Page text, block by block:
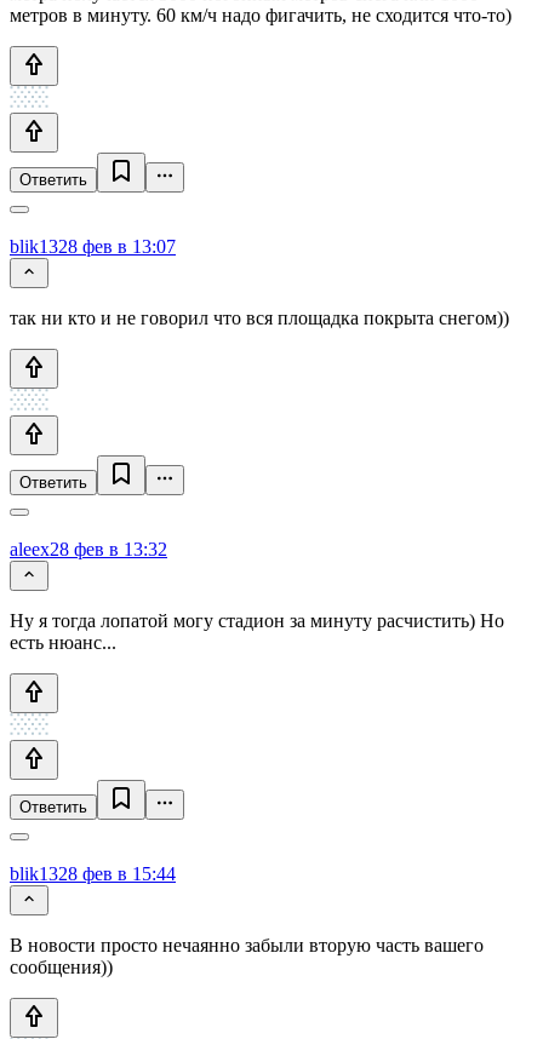
метров в минуту. 60 км/ч надо фигачить, не сходится что-то)
Ответить
blik1328 фев в 13:07
так ни кто и не говорил что вся площадка покрыта снегом))
Ответить
aleex28 фев в 13:32
Ну я тогда лопатой могу стадион за минуту расчистить) Но
есть нюанс...
Ответить
blik1328 фев в 15:44
В новости просто нечаянно забыли вторую часть вашего
сообщения))